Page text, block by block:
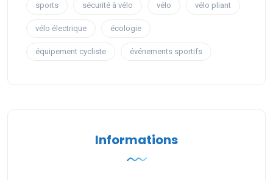
sports sécurité à vélo vélo vélo pliant
vélo électrique écologie
équipement cycliste événements sportifs
Informations